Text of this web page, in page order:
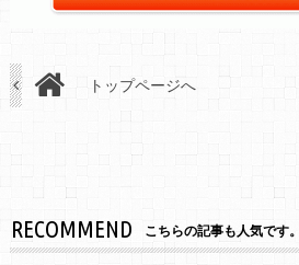
トップページへ
RECOMMEND こちらの記事も人気です。